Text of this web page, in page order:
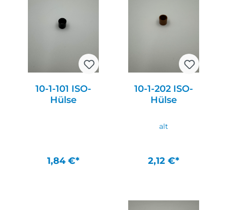
10-1-101 ISO-
Hülse
1,84 €*
10-1-202 ISO-
Hülse
alt
2,12 €*